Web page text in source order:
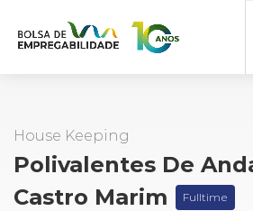
House Keeping
Polivalentes De
Castro Marim
Fulltime